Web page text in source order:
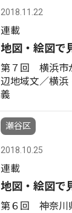
2018.11.22
連載
地図・絵図で
第７回 横浜市
辺地域文／横浜
義
瀬谷区
2018.10.25
連載
地図・絵図で
第６回 神奈川